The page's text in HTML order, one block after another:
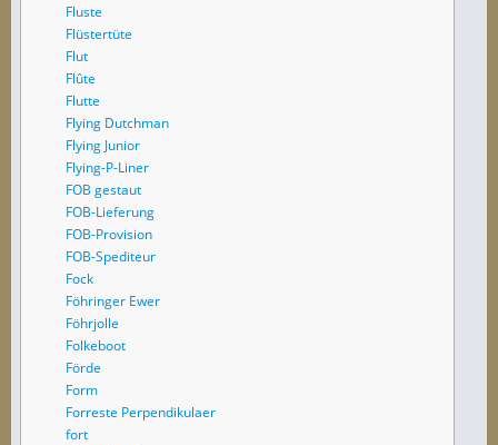
Fluste
Flüstertüte
Flut
Flûte
Flutte
Flying Dutchman
Flying Junior
Flying-P-Liner
FOB gestaut
FOB-Lieferung
FOB-Provision
FOB-Spediteur
Fock
Föhringer Ewer
Föhrjolle
Folkeboot
Förde
Form
Forreste Perpendikulaer
fort